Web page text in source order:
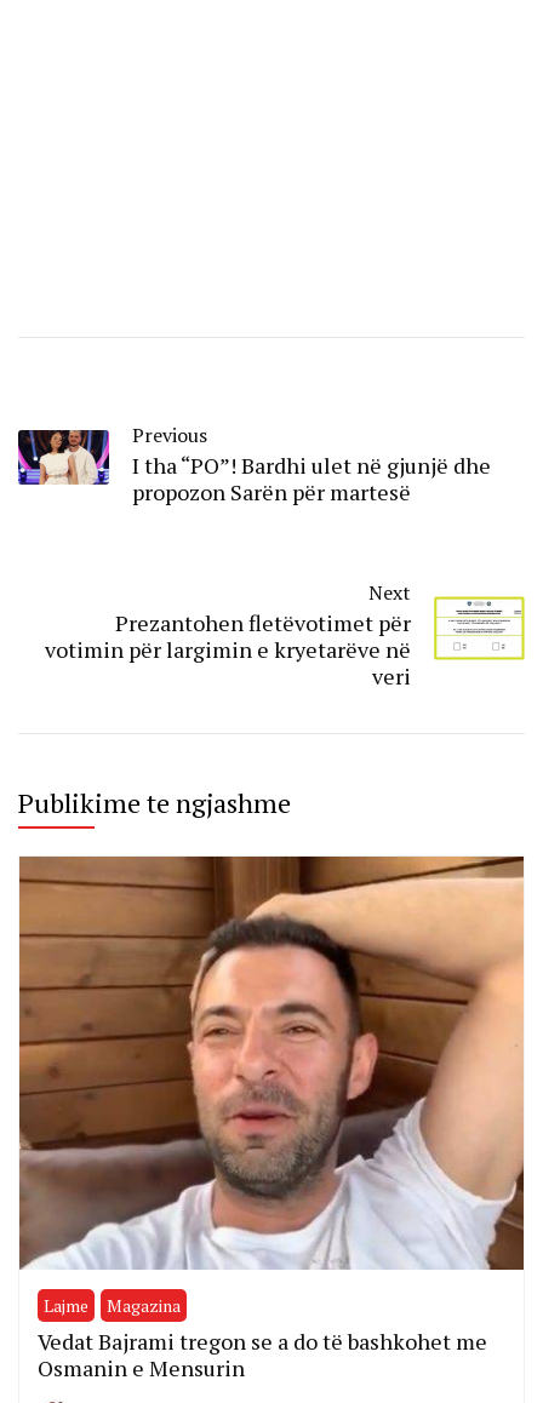
Previous
I tha “PO”! Bardhi ulet në gjunjë dhe
propozon Sarën për martesë
Next
Prezantohen fletëvotimet për
votimin për largimin e kryetarëve në
veri
Publikime te ngjashme
Lajme Magazina
Vedat Bajrami tregon se a do të bashkohet me
Osmanin e Mensurin